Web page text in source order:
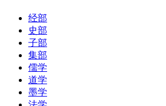
经部
史部
子部
集部
儒学
道学
墨学